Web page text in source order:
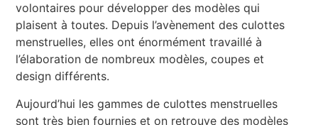
volontaires pour développer des modèles qui
plaisent à toutes. Depuis l’avènement des culottes
menstruelles, elles ont énormément travaillé à
l’élaboration de nombreux modèles, coupes et
design différents.
Aujourd’hui les gammes de culottes menstruelles
sont très bien fournies et on retrouve des modèles